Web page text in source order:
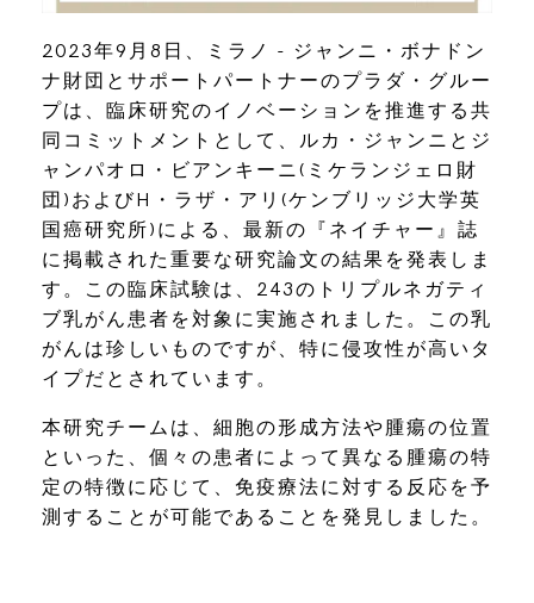
2023年9月8日、ミラノ - ジャンニ・ボナドン
ナ財団とサポートパートナーのプラダ・グルー
プは、臨床研究のイノベーションを推進する共
同コミットメントとして、ルカ・ジャンニとジ
ャンパオロ・ビアンキーニ(ミケランジェロ財
団)およびH・ラザ・アリ(ケンブリッジ大学英
国癌研究所)による、最新の『ネイチャー』誌
に掲載された重要な研究論文の結果を発表しま
す。この臨床試験は、243のトリプルネガティ
ブ乳がん患者を対象に実施されました。この乳
がんは珍しいものですが、特に侵攻性が高いタ
イプだとされています。
本研究チームは、細胞の形成方法や腫瘍の位置
といった、個々の患者によって異なる腫瘍の特
定の特徴に応じて、免疫療法に対する反応を予
測することが可能であることを発見しました。